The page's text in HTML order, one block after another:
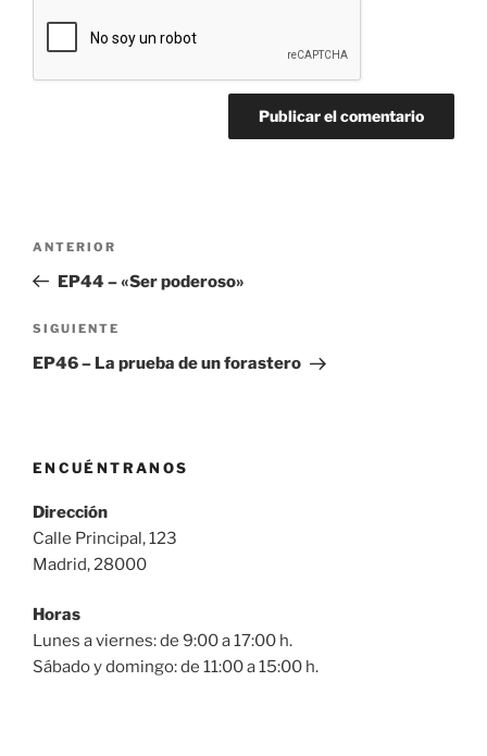
entradas
Entrada
anterior:
ANTERIOR
EP44 – «Ser poderoso»
Siguiente
entrada
SIGUIENTE
EP46 – La prueba de un forastero
ENCUÉNTRANOS
Dirección
Calle Principal, 123
Madrid, 28000
Horas
Lunes a viernes: de 9:00 a 17:00 h.
Sábado y domingo: de 11:00 a 15:00 h.